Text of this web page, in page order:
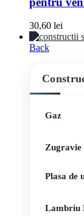
30,60 lei
Back
Gaz
Zugravie
Plasa de
Lambriu